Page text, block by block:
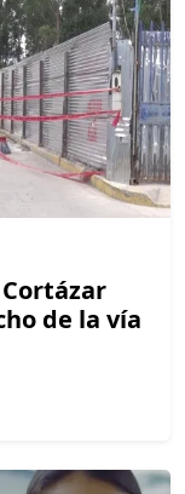
de la vía